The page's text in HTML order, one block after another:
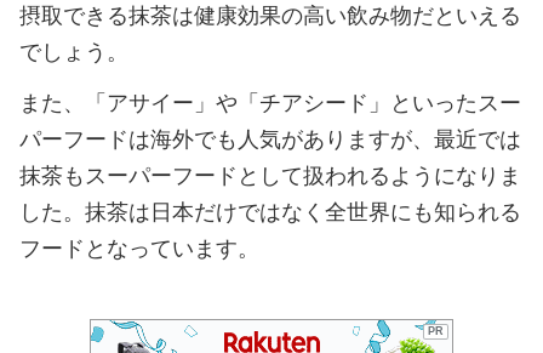
摂取できる抹茶は健康効果の高い飲み物だといえる
でしょう。
また、「アサイー」や「チアシード」といったスー
パーフードは海外でも人気がありますが、最近では
抹茶もスーパーフードとして扱われるようになりま
した。抹茶は日本だけではなく全世界にも知られる
フードとなっています。
PR